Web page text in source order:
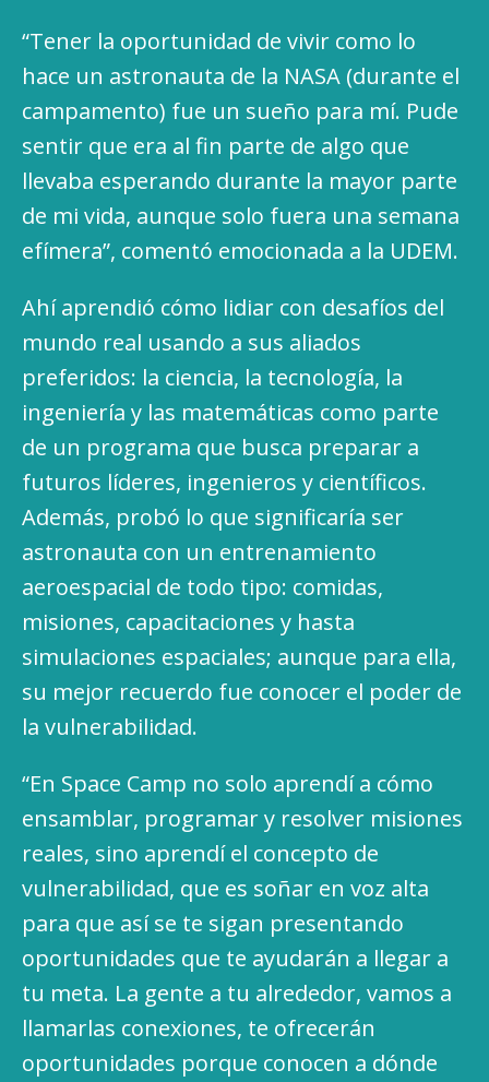
“Tener la oportunidad de vivir como lo
hace un astronauta de la NASA (durante el
campamento) fue un sueño para mí. Pude
sentir que era al fin parte de algo que
llevaba esperando durante la mayor parte
de mi vida, aunque solo fuera una semana
efímera”, comentó emocionada a la UDEM.
Ahí aprendió cómo lidiar con desafíos del
mundo real usando a sus aliados
preferidos: la ciencia, la tecnología, la
ingeniería y las matemáticas como parte
de un programa que busca preparar a
futuros líderes, ingenieros y científicos.
Además, probó lo que significaría ser
astronauta con un entrenamiento
aeroespacial de todo tipo: comidas,
misiones, capacitaciones y hasta
simulaciones espaciales; aunque para ella,
su mejor recuerdo fue conocer el poder de
la vulnerabilidad.
“En Space Camp no solo aprendí a cómo
ensamblar, programar y resolver misiones
reales, sino aprendí el concepto de
vulnerabilidad, que es soñar en voz alta
para que así se te sigan presentando
oportunidades que te ayudarán a llegar a
tu meta. La gente a tu alrededor, vamos a
llamarlas conexiones, te ofrecerán
oportunidades porque conocen a dónde